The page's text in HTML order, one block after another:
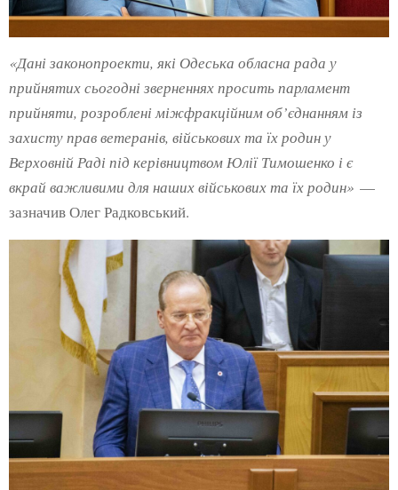
«Дані законопроекти, які Одеська обласна рада у
прийнятих сьогодні зверненнях просить парламент
прийняти, розроблені міжфракційним об’єднанням із
захисту прав ветеранів, військових та їх родин у
Верховній Раді під керівництвом Юлії Тимошенко і є
вкрай важливими для наших військових та їх родин» —
зазначив Олег Радковський.